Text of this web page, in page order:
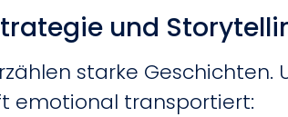
und
starke
emotional transportiert: